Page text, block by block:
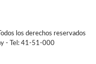
los derechos reservados
- Tel: 41-51-000